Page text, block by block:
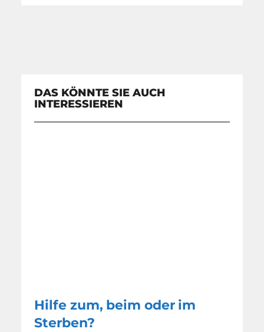
DAS KÖNNTE SIE AUCH
INTERESSIEREN
Hilfe zum, beim oder im
Sterben?